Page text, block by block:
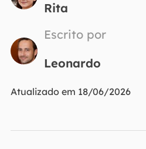
Rita
Escrito por
Leonardo
Atualizado em 18/06/2026